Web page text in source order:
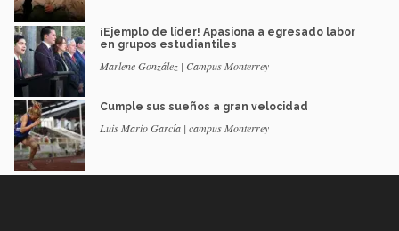
¡Ejemplo de líder! Apasiona a egresado labor
en grupos estudiantiles
Marlene González | Campus Monterrey
Cumple sus sueños a gran velocidad
Luis Mario García | campus Monterrey